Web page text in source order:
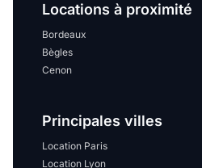
Locations à proximité
Bordeaux
Bègles
Cenon
Principales villes
Location Paris
Location Lyon